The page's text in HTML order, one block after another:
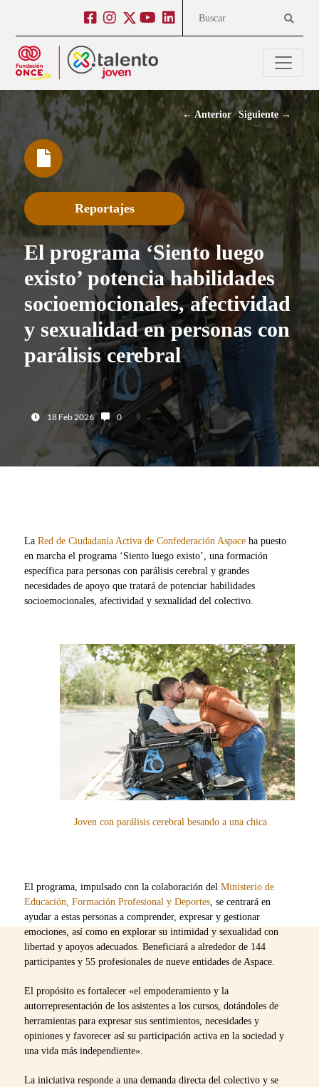
FacebookInstagram
TwitterYoutube
Buscar
← Anterior Siguiente →
El programa ‘Siento luego
existo’ potencia habilidades
socioemocionales, afectividad
y sexualidad en personas con
parálisis cerebral
Reportajes
Fecha:
18 Feb 2026 Número de comentarios:
0
LaRed de Ciudadanía Activa de Confederación Aspace ha puesto
en marcha el programa ‘Siento luego existo’, una formación
específica para personas con parálisis cerebral y grandes
necesidades de apoyo que tratará de potenciar habilidades
socioemocionales, afectividad y sexualidad del colectivo.
Joven con parálisis cerebral besando a una chica
El programa, impulsado con la colaboración delMinisterio de
Educación, Formación Profesional y Deportes, se centrará en
ayudar a estas personas a comprender, expresar y gestionar
emociones, así como en explorar su intimidad y sexualidad con
libertad y apoyos adecuados. Beneficiará a alrededor de 144
participantes y 55 profesionales de nueve entidades de Aspace.
El propósito es fortalecer «el empoderamiento y la
autorrepresentación de los asistentes a los cursos, dotándoles de
herramientas para expresar sus sentimientos, necesidades y
opiniones y favorecer así su participación activa en la sociedad y
una vida más independiente».
La iniciativa responde a una demanda directa del colectivo y se